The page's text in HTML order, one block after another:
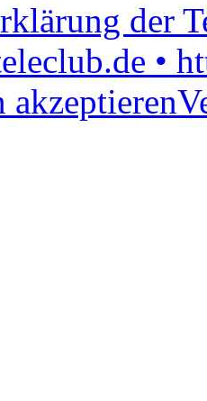
der
•
akzeptieren